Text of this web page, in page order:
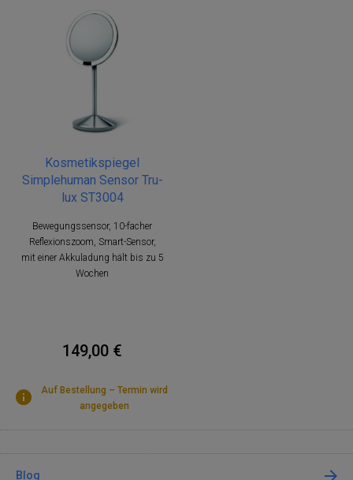
Kosmetikspiegel
Simplehuman Sensor Tru-
lux ST3004
Bewegungssensor, 10-facher
Reflexionszoom, Smart-Sensor,
mit einer Akkuladung hält bis zu 5
Wochen
149,00 €
Auf Bestellung – Termin wird
angegeben
Blog